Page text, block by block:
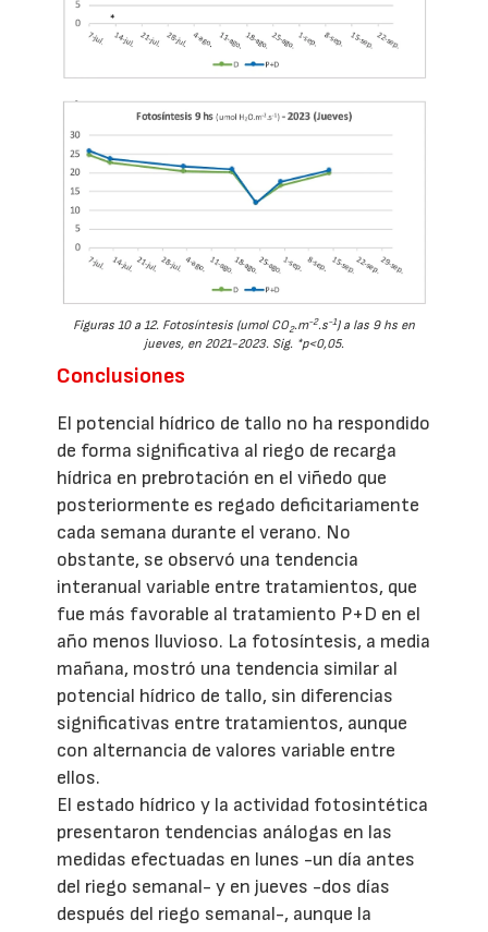
Figuras 10 a 12. Fotosíntesis (umol CO2.m-2.s-1) a las 9 hs en
jueves, en 2021-2023. Sig. *p<0,05.
Conclusiones
El potencial hídrico de tallo no ha respondido
de forma significativa al riego de recarga
hídrica en prebrotación en el viñedo que
posteriormente es regado deficitariamente
cada semana durante el verano. No
obstante, se observó una tendencia
interanual variable entre tratamientos, que
fue más favorable al tratamiento P+D en el
año menos lluvioso. La fotosíntesis, a media
mañana, mostró una tendencia similar al
potencial hídrico de tallo, sin diferencias
significativas entre tratamientos, aunque
con alternancia de valores variable entre
ellos.
El estado hídrico y la actividad fotosintética
presentaron tendencias análogas en las
medidas efectuadas en lunes -un día antes
del riego semanal- y en jueves -dos días
después del riego semanal-, aunque la